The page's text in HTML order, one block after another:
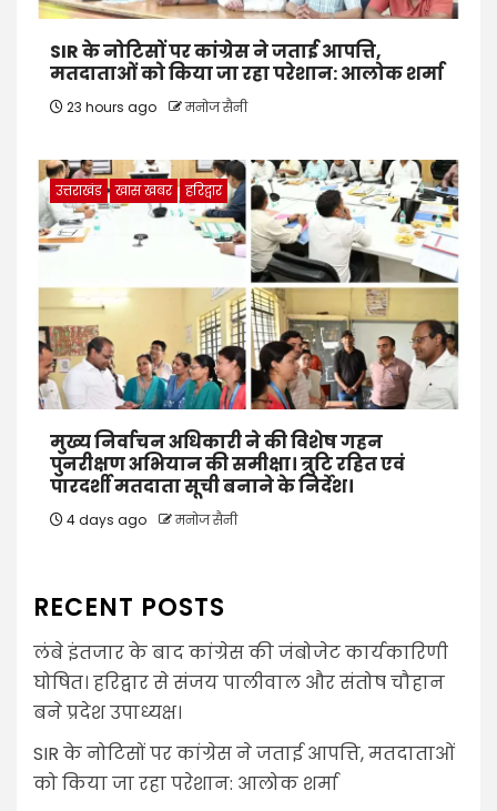
SIR के नोटिसों पर कांग्रेस ने जताई आपत्ति,
मतदाताओं को किया जा रहा परेशान: आलोक शर्मा
23 hours ago मनोज सैनी
उत्तराखंड खास खबर हरिद्वार
मुख्य निर्वाचन अधिकारी ने की विशेष गहन
पुनरीक्षण अभियान की समीक्षा। त्रुटि रहित एवं
पारदर्शी मतदाता सूची बनाने के निर्देश।
4 days ago मनोज सैनी
RECENT POSTS
लंबे इंतजार के बाद कांग्रेस की जंबोजेट कार्यकारिणी
घोषित। हरिद्वार से संजय पालीवाल और संतोष चौहान
बने प्रदेश उपाध्यक्ष।
SIR के नोटिसों पर कांग्रेस ने जताई आपत्ति, मतदाताओं
को किया जा रहा परेशान: आलोक शर्मा